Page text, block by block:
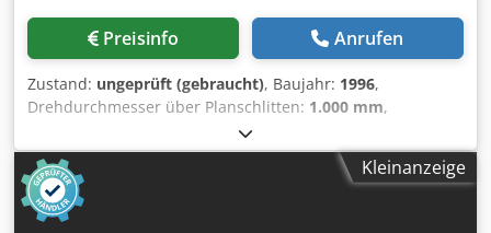
Preisinfo Anrufen
Zustand: ungeprüft (gebraucht), Baujahr: 1996,
Drehdurchmesser über Planschlitten: 1.000 mm,
, Drehdurchmesser:
Spindelbohrung:150 mm, Drehzahl (max.):560 U/min,
Gesamtgewicht:
, CNC NUM T Plus Dodpeyzhrksfx
Aqqock Kapazität 4000 x 1450 mm über Bett 1000 mm über
Planschlitten Vierbackenfutter 1200 mm Lünette
Kleinanzeige